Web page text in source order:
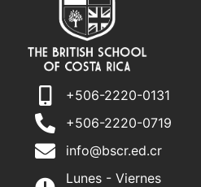
+506-2220-0131
+506-2220-0719
info@bscr.ed.cr
Lunes - Viernes